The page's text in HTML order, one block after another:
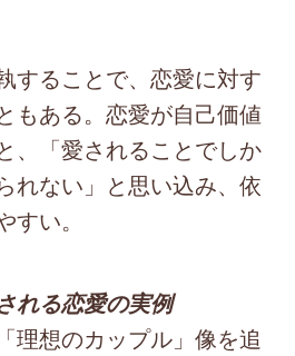
することで、恋愛に対す
もある。恋愛が自己価値
、「愛されることでしか
れない」と思い込み、依
い。
れる恋愛の実例
理想のカップル」像を追